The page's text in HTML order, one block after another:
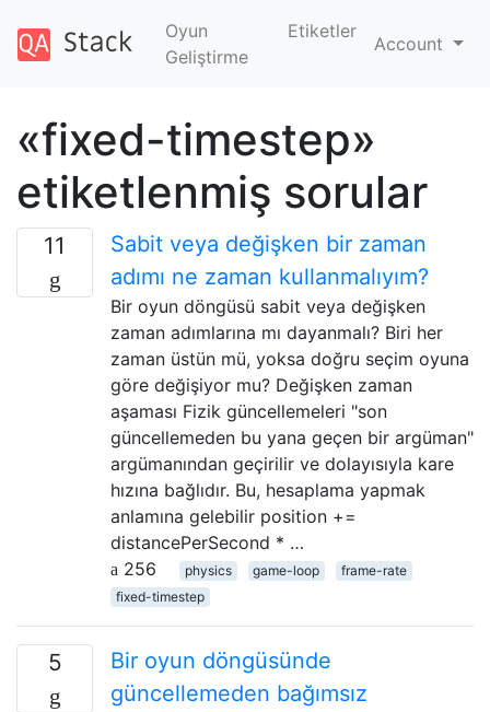
Oyun
Geliştirme
Etiketler
Account
«fixed-timestep»
etiketlenmiş sorular
11
Sabit veya değişken bir zaman
adımı ne zaman kullanmalıyım?
Bir oyun döngüsü sabit veya değişken
zaman adımlarına mı dayanmalı? Biri her
zaman üstün mü, yoksa doğru seçim oyuna
göre değişiyor mu? Değişken zaman
aşaması Fizik güncellemeleri "son
güncellemeden bu yana geçen bir argüman"
argümanından geçirilir ve dolayısıyla kare
hızına bağlıdır. Bu, hesaplama yapmak
anlamına gelebilir position +=
distancePerSecond * …
256
physics game-loop
frame-rate
fixed-timestep
5
Bir oyun döngüsünde
güncellemeden bağımsız